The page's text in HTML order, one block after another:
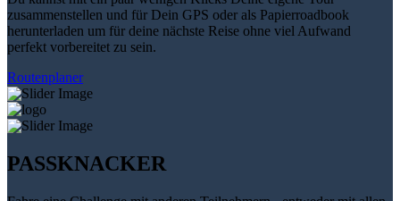
zusammenstellen und für Dein GPS oder als Papierroadbook
herunterladen um für deine nächste Reise ohne viel Aufwand
perfekt vorbereitet zu sein.
Routenplaner
PASSKNACKER